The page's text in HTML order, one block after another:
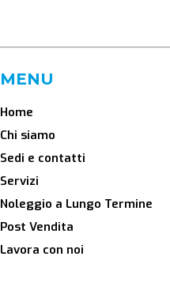
MENU
Home
Chi siamo
Sedi e contatti
Servizi
Noleggio a Lungo Termine
Post Vendita
Lavora con noi